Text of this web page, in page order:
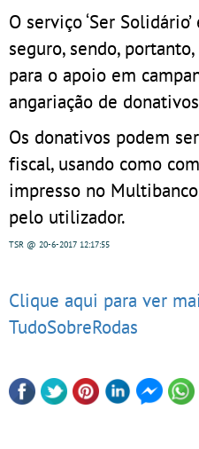
O serviço ‘Ser
seguro, sendo,
para o apoio em
angariação de
Os donativos podem
fiscal, usando como
impresso no
pelo utilizador.
TSR @ 20-6-2017 12:17:55
Clique aqui para ver
TudoSobreRodas